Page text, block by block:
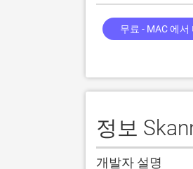
무료 - MAC 에서
정보
개발자 설명